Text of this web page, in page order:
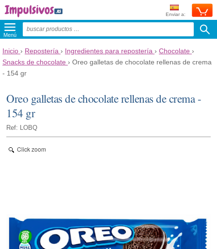
Enviar a:
Menú
Inicio › Repostería › Ingredientes para repostería › Chocolate ›
Snacks de chocolate › Oreo galletas de chocolate rellenas de crema
- 154 gr
Oreo galletas de chocolate rellenas de crema -
154 gr
Ref: LOBQ
Click zoom